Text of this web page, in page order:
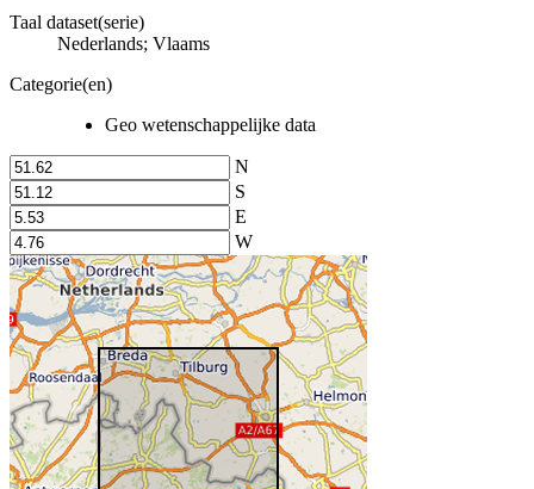
Taal dataset(serie)
Nederlands; Vlaams
Categorie(en)
Geo wetenschappelijke data
N
S
E
W